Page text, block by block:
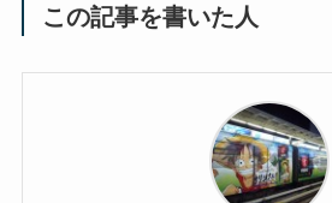
この記事を書いた人